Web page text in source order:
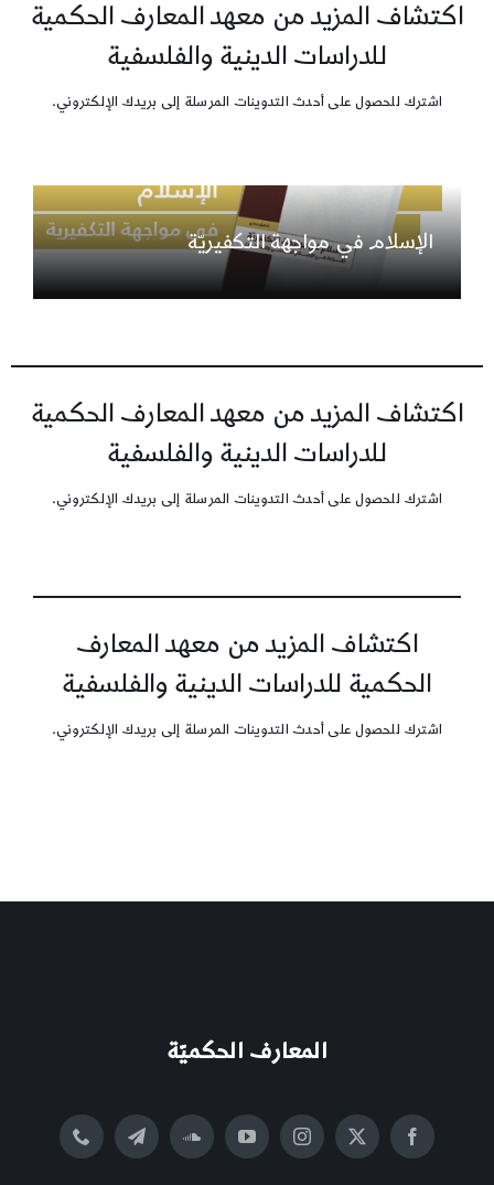
اكتشاف المزيد من معهد المعارف الحكمية
للدراسات الدينية والفلسفية
اشترك للحصول على أحدث التدوينات المرسلة إلى بريدك الإلكتروني.
الإسلام في مواجهة التكفيريّة
اكتشاف المزيد من معهد المعارف الحكمية
للدراسات الدينية والفلسفية
اشترك للحصول على أحدث التدوينات المرسلة إلى بريدك الإلكتروني.
اكتشاف المزيد من معهد المعارف
الحكمية للدراسات الدينية والفلسفية
اشترك للحصول على أحدث التدوينات المرسلة إلى بريدك الإلكتروني.
المعارف الحكميّة